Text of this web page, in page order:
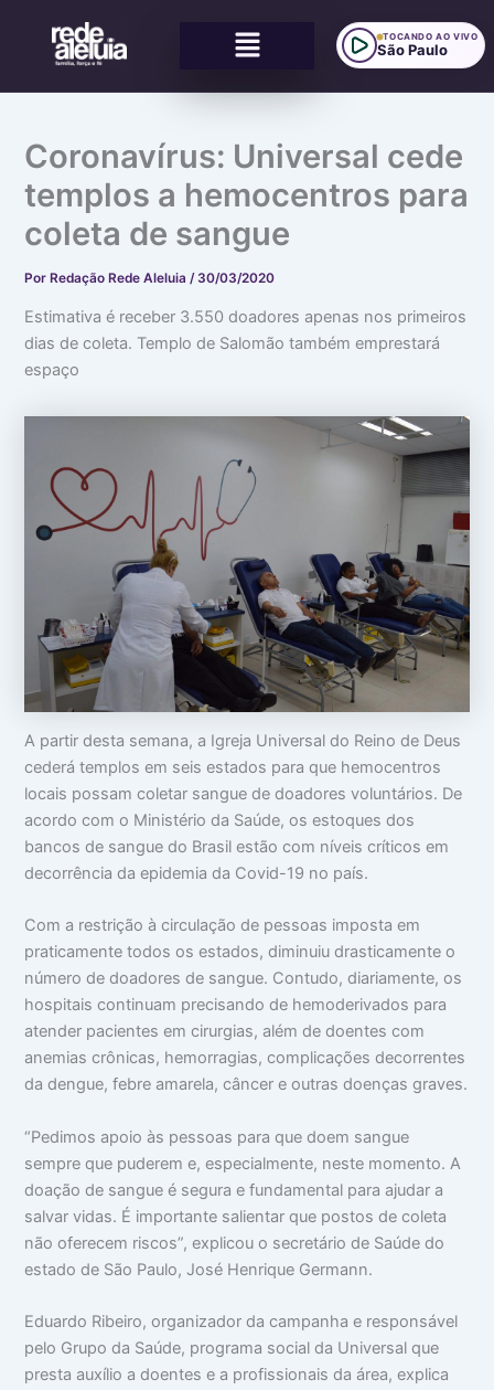
conteúdo
Menu TOCANDO AO VIVO
São Paulo
Coronavírus: Universal cede
templos a hemocentros para
coleta de sangue
PorRedação Rede Aleluia / 30/03/2020
Estimativa é receber 3.550 doadores apenas nos primeiros
dias de coleta. Templo de Salomão também emprestará
espaço
A partir desta semana, a Igreja Universal do Reino de Deus
cederá templos em seis estados para que hemocentros
locais possam coletar sangue de doadores voluntários. De
acordo com o Ministério da Saúde, os estoques dos
bancos de sangue do Brasil estão com níveis críticos em
decorrência da epidemia da Covid-19 no país.
Com a restrição à circulação de pessoas imposta em
praticamente todos os estados, diminuiu drasticamente o
número de doadores de sangue. Contudo, diariamente, os
hospitais continuam precisando de hemoderivados para
atender pacientes em cirurgias, além de doentes com
anemias crônicas, hemorragias, complicações decorrentes
da dengue, febre amarela, câncer e outras doenças graves.
“Pedimos apoio às pessoas para que doem sangue
sempre que puderem e, especialmente, neste momento. A
doação de sangue é segura e fundamental para ajudar a
salvar vidas. É importante salientar que postos de coleta
não oferecem riscos”, explicou o secretário de Saúde do
estado de São Paulo, José Henrique Germann.
Eduardo Ribeiro, organizador da campanha e responsável
pelo Grupo da Saúde, programa social da Universal que
presta auxílio a doentes e a profissionais da área, explica
:
i
d
a
d
o
c
m
s
i
e
a
u
o
c
s
u
a
c
a
b
e
a
:
u
s
t
s
r
s
o
m
t
m
i
d
a
:
t
e
l
a
b
o
u
o
:
V
i
d
a
d
a
r
n
c
s